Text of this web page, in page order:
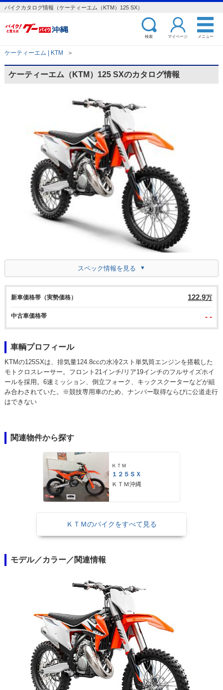
バイクカタログ情報（ケーティーエム（KTM）125 SX）
検索 マイページ メニュー
ケーティーエム | KTM ＞
ケーティーエム（KTM）125 SXのカタログ情報
スペック情報を見る
新車価格帯（実勢価格） 122.9万
中古車価格帯 - -
車輌プロフィール
KTMの125SXは、排気量124.8ccの水冷2スト単気筒エンジンを搭載した
モトクロスレーサー。フロント21インチ/リア19インチのフルサイズホイ
ールを採用。6速ミッション、倒立フォーク、キックスクーターなどが組
み合わされていた。※競技専用車のため、ナンバー取得ならびに公道走行
はできない
関連物件から探す
ＫＴＭ
１２５ＳＸ
ＫＴＭ沖縄
ＫＴＭのバイクをすべて見る
モデル／カラー／関連情報